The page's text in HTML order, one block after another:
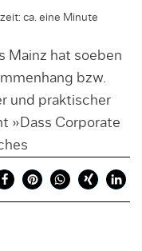
ca. eine Minute
Mainz hat soeben
bzw.
und praktischer
»Dass Corporate